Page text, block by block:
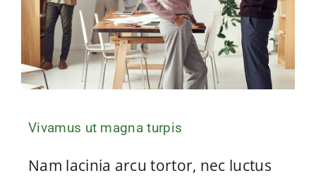
Vivamus ut magna turpis
Nam lacinia arcu tortor, nec luctus